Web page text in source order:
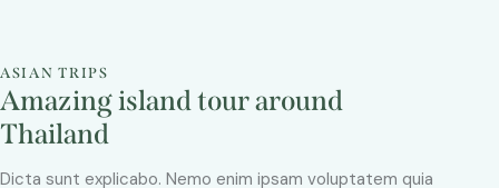
ASIAN TRIPS
Amazing island tour around
Thailand
Dicta sunt explicabo. Nemo enim ipsam voluptatem quia